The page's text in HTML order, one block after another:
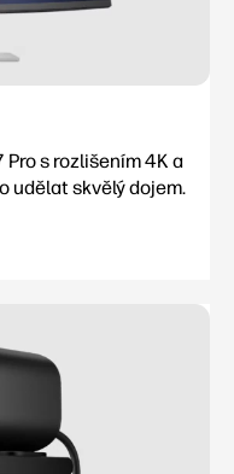
s rozlišením 4K a
udělat skvělý dojem.